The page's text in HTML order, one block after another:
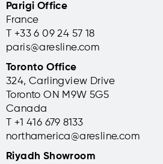
Parigi Office
France
T +33 6 09 24 57 18
paris@aresline.com
Toronto Office
324, Carlingview Drive
Toronto ON M9W 5G5
Canada
T +1 416 679 8133
northamerica@aresline.com
Riyadh Showroom